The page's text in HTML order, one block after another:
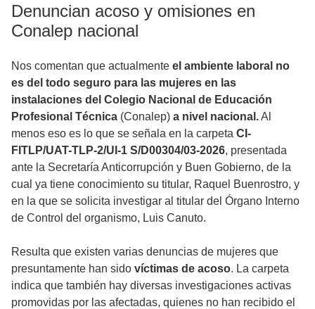
Denuncian acoso y omisiones en
Conalep nacional
Nos comentan que actualmente el ambiente laboral no
es del todo seguro para las mujeres en las
instalaciones del Colegio Nacional de Educación
Profesional Técnica (Conalep) a nivel nacional.Al
menos eso es lo que se señala en la carpeta CI-
FITLP/UAT-TLP-2/UI-1 S/D00304/03-2026, presentada
ante la Secretaría Anticorrupción y Buen Gobierno, de la
cual ya tiene conocimiento su titular, Raquel Buenrostro, y
en la que se solicita investigar al titular del Órgano Interno
de Control del organismo, Luis Canuto.
Resulta que existen varias denuncias de mujeres que
presuntamente han sido víctimas de acoso. La carpeta
indica que también hay diversas investigaciones activas
promovidas por las afectadas, quienes no han recibido el